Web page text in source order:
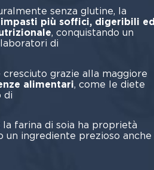
senza glutine, la
impasti più soffici, digeribili ed
, conquistando un
di
grazie alla maggiore
alimentari, come le diete
di
farina di soia ha proprietà
un ingrediente prezioso anche